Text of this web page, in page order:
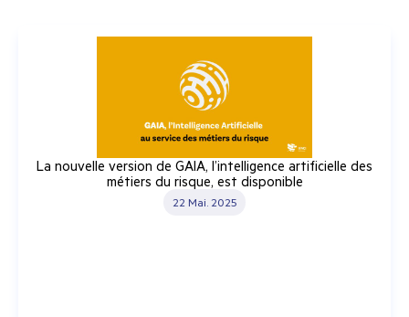
La nouvelle version de GAIA, l’intelligence artificielle des
métiers du risque, est disponible
22 Mai. 2025